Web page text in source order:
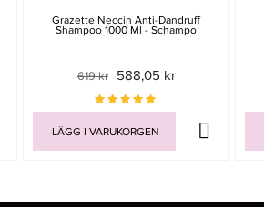
Grazette Neccin Anti-Dandruff
Shampoo 1000 Ml - Schampo
619 kr 588,05 kr
LÄGG I VARUKORGEN